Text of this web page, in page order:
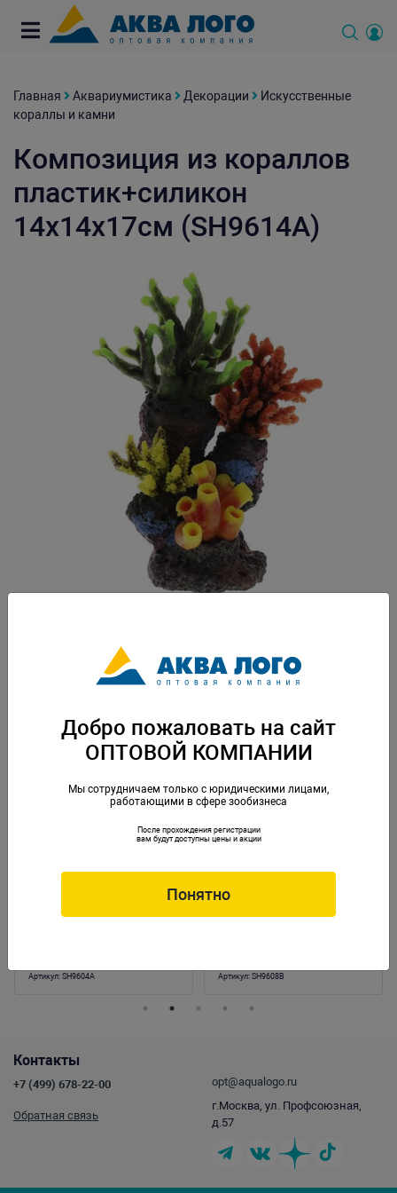
Главная Аквариумистика Декорации
Искусственные
кораллы и камни
Композиция из кораллов
пластик+силикон
14х14х17см (SH9614A)
Скачать каталог
Аналогичные товары
Артикул: SH9604A
Артикул: SH9608B
Контакты
+7 (499) 678-22-00
Обратная связь
opt@aqualogo.ru
г.Москва, ул. Профсоюзная,
д.57
Добро пожаловать на сайт
ОПТОВОЙ КОМПАНИИ
Мы сотрудничаем только с юридическими лицами,
работающими в сфере зообизнеса
После прохождения регистрации
вам будут доступны цены и акции
Понятно